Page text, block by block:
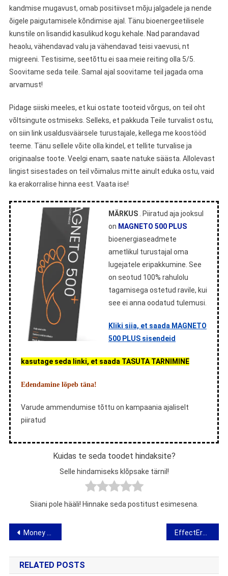
kandmise mugavust, omab positiivset mõju jalgadele ja nende
õigele paigutamisele kõndimise ajal. Tänu bioenergeetilisele
kunstile on lisandid kasulikud kogu kehale. Nad parandavad
heaolu, vähendavad valu ja vähendavad teisi vaevusi, nt
migreeni. Testisime, seetõttu ei saa meie reiting olla 5/5.
Soovitame seda teile. Samal ajal soovitame teil jagada oma
arvamust!
Pidage siiski meeles, et kui ostate tooteid võrgus, on teil oht
võltsingute ostmiseks. Selleks, et pakkuda Teile turvalist ostu,
on siin link usaldusväärsele turustajale, kellega me koostööd
teeme. Tänu sellele võite olla kindel, et tellite turvalise ja
originaalse toote. Veelgi enam, saate natuke säästa. Allolevast
lingist sisestades on teil võimalus mitte ainult eduka ostu, vaid
ka erakorralise hinna eest. Vaata ise!
MÄRKUS. Piiratud aja jooksul
on MAGNETO 500 PLUS
bioenergiaseadmete
ametlikul turustajal oma
lugejatele eripakkumine. See
on seotud 100% rahulolu
tagamisega ostetud ravile, kui
see ei anna oodatud tulemusi.
Kliki siia, et saada MAGNETO
500 PLUS sisendeid
kasutage seda linki, et saada TASUTA TARNIMINE
Edendamine lõpeb täna!
Varude ammendumise tõttu on kampaania ajaliselt
piiratud
Kuidas te seda toodet hindaksite?
Selle hindamiseks klõpsake tärnil!
Siiani pole hääli! Hinnake seda postitust esimesena.
Navigeerimine
Money Amulet – arvamus amuleti kohta õnneks
RELATED POSTS